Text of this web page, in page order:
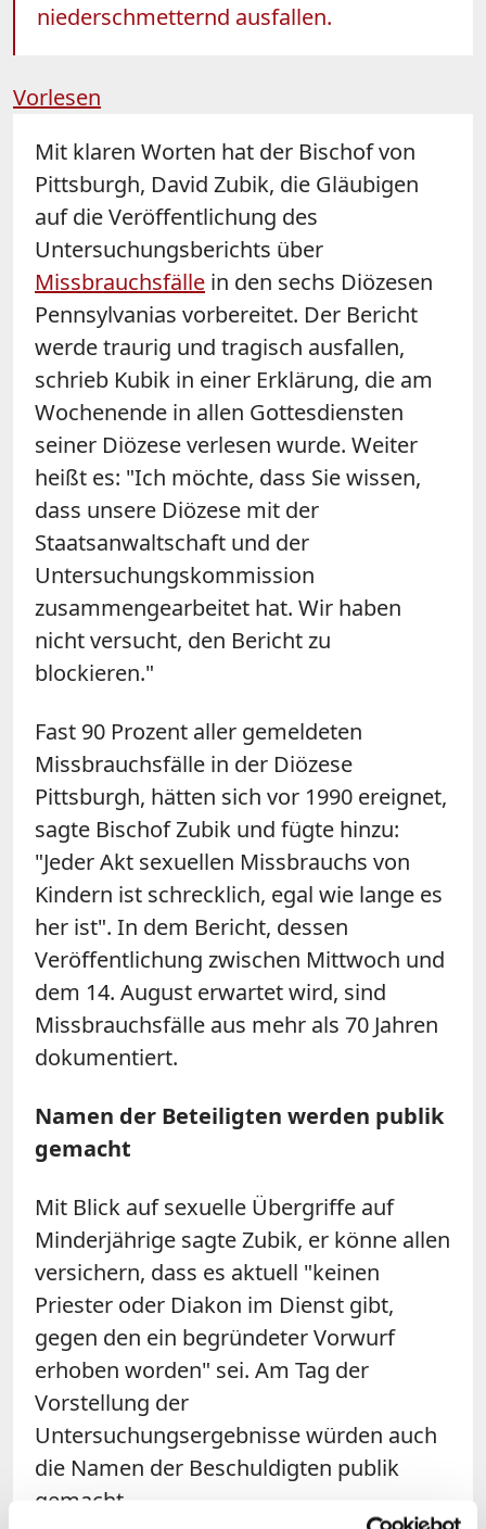
niederschmetternd ausfallen.
Vorlesen
Mit klaren Worten hat der Bischofvon
Pittsburgh, David Zubik, die Gläubigen
auf die Veröffentlichung des
Untersuchungsberichts über
Missbrauchsfälle in den sechs Diözesen
Pennsylvanias vorbereitet. Der Bericht
werde traurig und tragisch ausfallen,
schrieb Kubik in einer Erklärung, die am
Wochenende in allen Gottesdiensten
seiner Diözese verlesen wurde. Weiter
heißt es: "Ich möchte, dass Sie wissen,
dass unsere Diözese mit der
Staatsanwaltschaft und der
Untersuchungskommission
zusammengearbeitet hat. Wir haben
nicht versucht, den Bericht zu
blockieren."
Fast 90 Prozent aller gemeldeten
Missbrauchsfälle in der Diözese
Pittsburgh, hätten sich vor 1990 ereignet,
sagte BischofZubik und fügte hinzu:
"Jeder Akt sexuellen Missbrauchs von
Kindern ist schrecklich, egal wie lange es
her ist". In dem Bericht, dessen
Veröffentlichung zwischen Mittwoch und
dem 14. August erwartet wird, sind
Missbrauchsfälle aus mehr als 70 Jahren
dokumentiert.
Namen der Beteiligten werden publik
gemacht
Mit Blick auf sexuelle Übergriffe auf
Minderjährige sagte Zubik, er könne allen
versichern, dass es aktuell "keinen
Priester oder Diakon im Dienst gibt,
gegen den ein begründeter Vorwurf
erhoben worden" sei. Am Tag der
Vorstellung der
Untersuchungsergebnisse würden auch
die Namen der Beschuldigten publik
gemacht.